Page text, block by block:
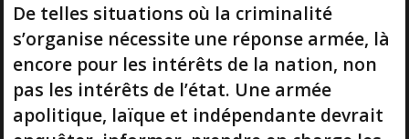
De telles situations où la criminalité
s’organise nécessite une réponse armée, là
encore pour les intérêts de la nation, non
pas les intérêts de l’état. Une armée
apolitique, laïque et indépendante devrait